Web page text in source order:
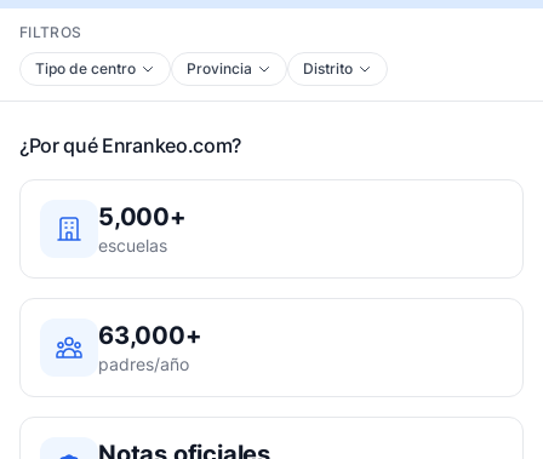
FILTROS
Tipo de centro
Provincia Distrito
¿Por qué Enrankeo.com?
5,000+
escuelas
63,000+
padres/año